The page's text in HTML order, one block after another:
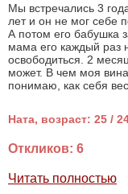
Мы встречались 3
лет и он не мог себе
А потом его бабушка
мама его каждый раз
освободиться. 2
может. В чем моя
понимаю, как себя
Ната, возраст: 25 /
Откликов: 6
Читать полностью